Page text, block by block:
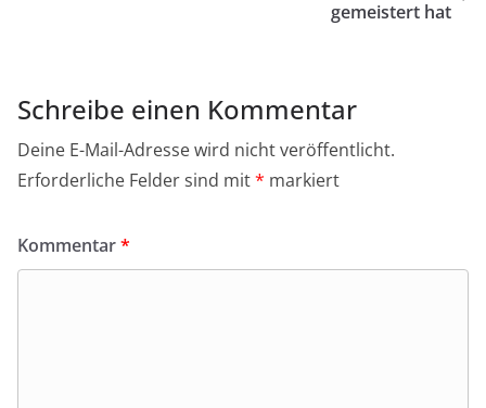
gemeistert hat
Schreibe einen Kommentar
Deine E-Mail-Adresse wird nicht veröffentlicht.
Erforderliche Felder sind mit* markiert
Kommentar*